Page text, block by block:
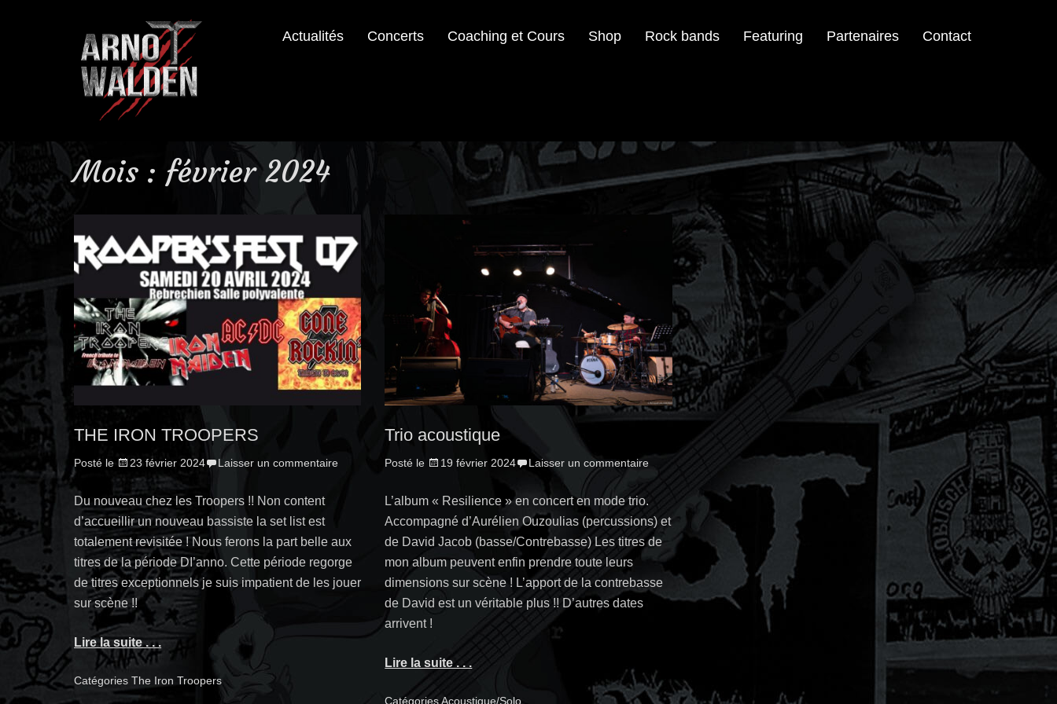
Actualités Concerts Coaching et Cours Shop Rock bands Featuring Partenaires Contact
Mois : février 2024
THE IRON TROOPERS
Posté le 23 février 2024 Laisser un commentaire
Du nouveau chez les Troopers !! Non content
d’accueillir un nouveau bassiste la set list est
totalement revisitée ! Nous ferons la part belle aux
titres de la période DI’anno. Cette période regorge
de titres exceptionnels je suis impatient de les jouer
sur scène !!
Lire la suite . . .
CatégoriesThe Iron Troopers
Trio acoustique
Posté le 19 février 2024 Laisser un commentaire
L’album « Resilience » en concert en mode trio.
Accompagné d’Aurélien Ouzoulias (percussions) et
de David Jacob (basse/Contrebasse) Les titres de
mon album peuvent enfin prendre toute leurs
dimensions sur scène ! L’apport de la contrebasse
de David est un véritable plus !! D’autres dates
arrivent !
Lire la suite . . .
CatégoriesAcoustique/Solo